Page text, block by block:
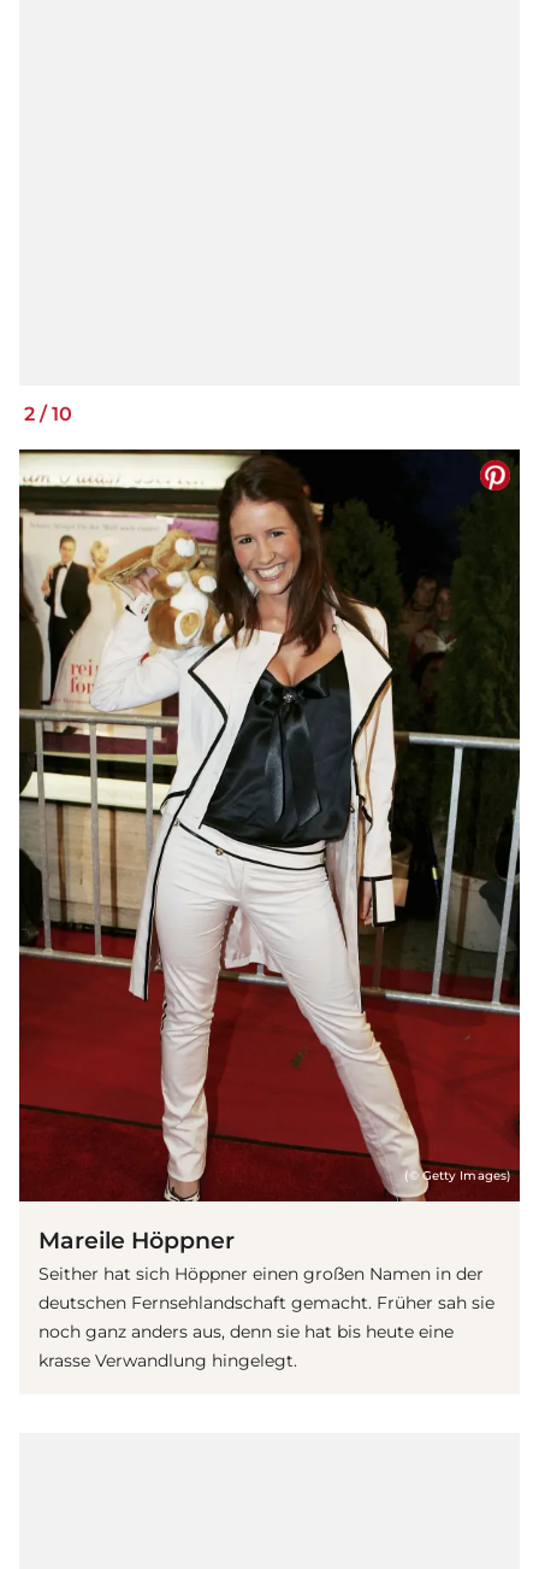
2 /10
(© Getty Images)
Mareile Höppner
Seither hat sich Höppner einen großen Namen in der
deutschen Fernsehlandschaft gemacht. Früher sah sie
noch ganz anders aus, denn sie hat bis heute eine
krasse Verwandlung hingelegt.